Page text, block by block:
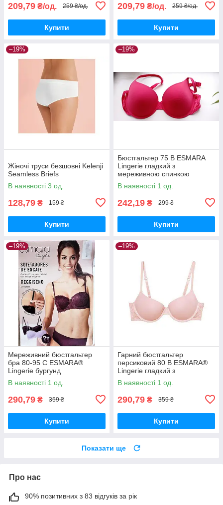
209,79 ₴/од. 259 ₴/од.
Купити
209,79 ₴/од. 259 ₴/од.
Купити
–19%
Жіночі труси безшовні Kelenji
Seamless Briefs
В наявності 3 од.
128,79 ₴ 159 ₴
Купити
–19%
Бюстгальтер 75 В ESMARA
Lingerie гладкий з
мереживною спинкою
В наявності 1 од.
242,19 ₴ 299 ₴
Купити
–19%
Мереживний бюстгальтер
бра 80-95 C ESMARA®
Lingerie бургунд
В наявності 1 од.
290,79 ₴ 359 ₴
Купити
–19%
Гарний бюстгальтер
персиковий 80 В ESMARA®
Lingerie гладкий з
мереживною спинкою
В наявності 1 од.
290,79 ₴ 359 ₴
Купити
Показати ще
Про нас
90% позитивних з 83 відгуків за рік